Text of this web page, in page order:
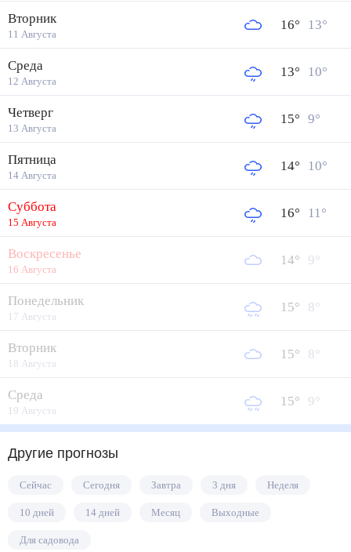
Вторник
11 Августа
16° 13°
Среда
12 Августа
13° 10°
Четверг
13 Августа
15° 9°
Пятница
14 Августа
14° 10°
Суббота
15 Августа
16° 11°
Воскресенье
16 Августа
14° 9°
Понедельник
17 Августа
15° 8°
Вторник
18 Августа
15° 8°
Среда
19 Августа
15° 9°
Другие прогнозы
Сейчас Сегодня Завтра 3 дня Неделя
10 дней 14 дней Месяц Выходные
Для садовода